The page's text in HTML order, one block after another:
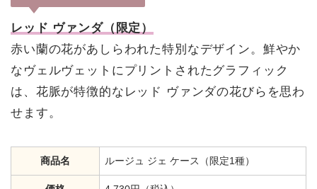
レッド ヴァンダ（限定）
赤い蘭の花があしらわれた特別なデザイン。鮮やか
なヴェルヴェットにプリントされたグラフィック
は、花脈が特徴的なレッド ヴァンダの花びらを思わ
せます。
商品名 ルージュ ジェ ケース（限定1種）